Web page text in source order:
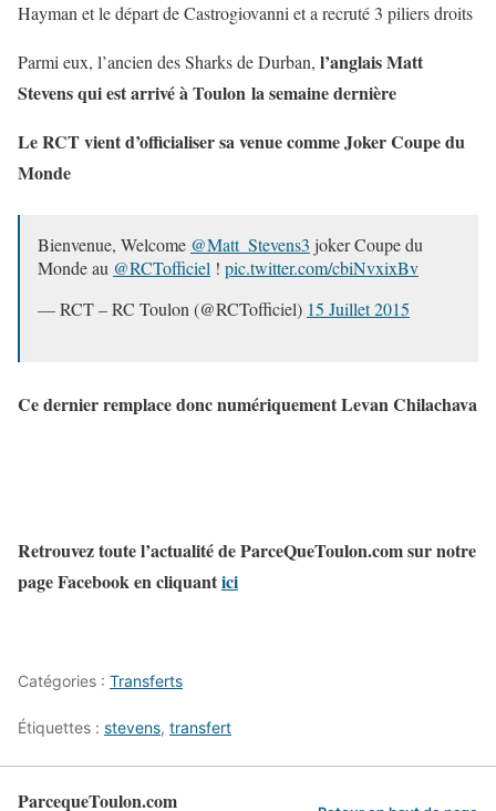
Hayman et le départ de Castrogiovanni et a recruté 3 piliers droits
Parmi eux, l’ancien des Sharks de Durban, l’anglais Matt
Stevens qui est arrivé à Toulon la semaine dernière
Le RCT vient d’officialiser sa venue comme Joker Coupe du
Monde
Bienvenue, Welcome @Matt_Stevens3 joker Coupe du
Monde au @RCTofficiel ! pic.twitter.com/cbiNvxixBv
— RCT – RC Toulon (@RCTofficiel) 15 Juillet 2015
Ce dernier remplace donc numériquement Levan Chilachava
Retrouvez toute l’actualité de ParceQueToulon.com sur notre
page Facebook en cliquantici
Catégories : Transferts
Étiquettes : stevens, transfert
ParcequeToulon.com